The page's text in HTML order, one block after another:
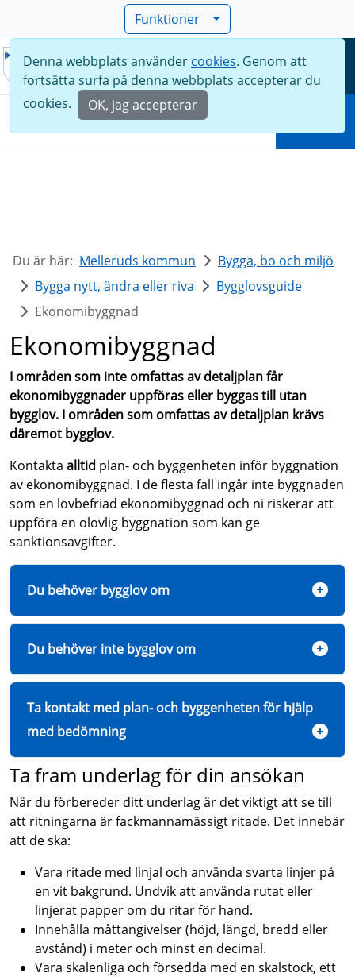
Funktioner
Meny
Denna webbplats använder cookies. Genom att
fortsätta surfa på denna webbplats accepterar du
cookies.
OK, jag accepterar
Du är här: Melleruds kommun
Bygga, bo och miljö
Bygga nytt, ändra eller riva
Bygglovsguide
Ekonomibyggnad
Ekonomibyggnad
I områden som inte omfattas av detaljplan får
ekonomibyggnader uppföras eller byggas till utan
bygglov. I områden som omfattas av detaljplan krävs
däremot bygglov.
Kontakta alltid plan- och byggenheten inför byggnation
av ekonomibyggnad. I de flesta fall ingår inte byggnaden
som en lovbefriad ekonomibyggnad och ni riskerar att
uppföra en olovlig byggnation som kan ge
sanktionsavgifter.
Du behöver bygglov om
Du behöver inte bygglov om
Ta kontakt med plan- och byggenheten för hjälp
med bedömning
Ta fram underlag för din ansökan
När du förbereder ditt underlag är det viktigt att se till
att ritningarna är fackmannamässigt ritade. Det innebär
att de ska:
Vara ritade med linjal och använda svarta linjer på
en vit bakgrund. Undvik att använda rutat eller
linjerat papper om du ritar för hand.
Innehålla måttangivelser (höjd, längd, bredd eller
avstånd) i meter och minst en decimal.
Vara skalenliga och försedda med en skalstock, ett